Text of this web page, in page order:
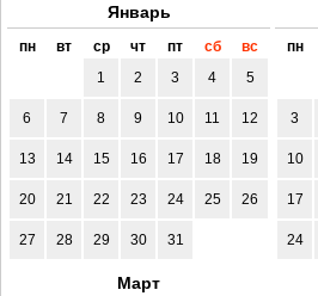
Январь
пн вт ср чт пт сб
вс
1
2 3 4 5
6 7 8 9 10 11 12
13 14 15 16 17 18 19
20 21 22 23 24 25 26
27 28 29 30 31
пн
3
10
17
24
Март